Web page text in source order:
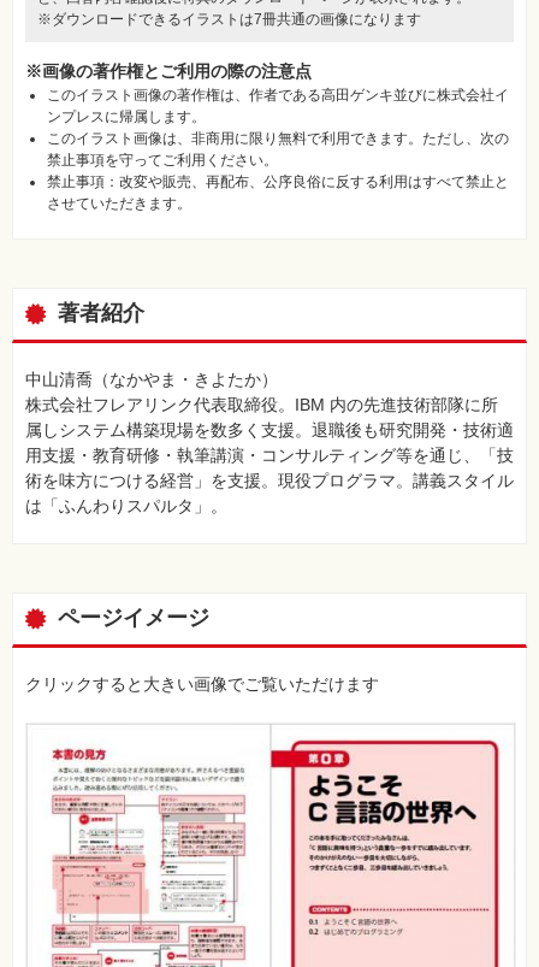
※ダウンロードできるイラストは7冊共通の画像になります
※画像の著作権とご利用の際の注意点
このイラスト画像の著作権は、作者である高田ゲンキ並びに株式会社イ
ンプレスに帰属します。
このイラスト画像は、非商用に限り無料で利用できます。ただし、次の
禁止事項を守ってご利用ください。
禁止事項：改変や販売、再配布、公序良俗に反する利用はすべて禁止と
させていただきます。
著者紹介
中山清喬（なかやま・きよたか）
株式会社フレアリンク代表取締役。IBM 内の先進技術部隊に所
属しシステム構築現場を数多く支援。退職後も研究開発・技術適
用支援・教育研修・執筆講演・コンサルティング等を通じ、「技
術を味方につける経営」を支援。現役プログラマ。講義スタイル
は「ふんわりスパルタ」。
ページイメージ
クリックすると大きい画像でご覧いただけます